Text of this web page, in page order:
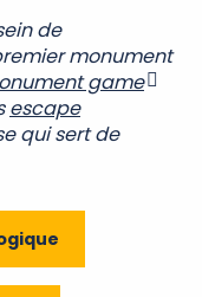
de
monument
game
escape
qui sert de